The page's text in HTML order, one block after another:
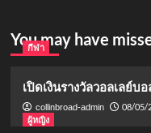
You may have
กีฬา
เปิดเงินรางวัลวอลเลย์บ
collinbroad-admin
08/05/
ผู้หญิง